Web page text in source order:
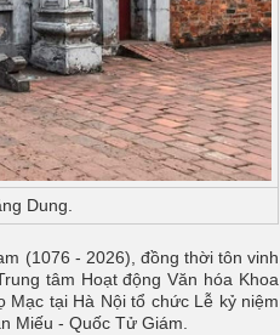
Dung.
(1076 - 2026), đồng thời tôn vinh
tâm Hoạt động Văn hóa Khoa
Mạc tại Hà Nội tổ chức Lễ kỷ niệm
Miếu - Quốc Tử Giám.